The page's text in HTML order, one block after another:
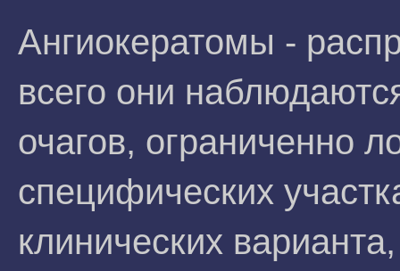
Ангиокератомы -
всего они
очагов, ограниченно
специфических
клинических